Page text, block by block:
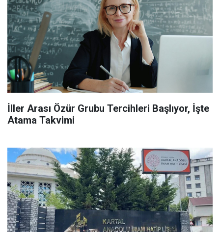
İller Arası Özür Grubu Tercihleri Başlıyor, İşte
Atama Takvimi